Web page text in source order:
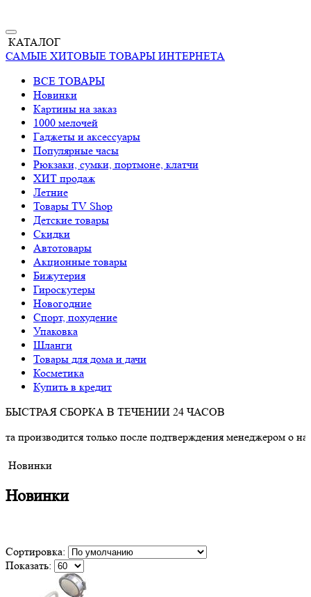
КАТАЛОГ
САМЫЕ ХИТОВЫЕ ТОВАРЫ ИНТЕРНЕТА
ВСЕ ТОВАРЫ
Новинки
Картины на заказ
1000 мелочей
Гаджеты и аксессуары
Популярные часы
Рюкзаки, сумки, портмоне, клатчи
ХИТ продаж
Летние
Товары TV Shop
Детские товары
Cкидки
Автотовары
Акционные товары
Бижутерия
Гироскутеры
Новогодние
Спорт, похудение
Упаковка
Шланги
Товары для дома и дачи
Косметика
Купить в кредит
БЫСТРАЯ СБОРКА В ТЕЧЕНИИ 24 ЧАСОВ
только после подтверждения менеджером о наличии
Новинки
Новинки
Сортировка:
Показать: